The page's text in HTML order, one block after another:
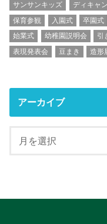
サンサンキッズ
ディキャ
保育参観
入園式 卒園式
始業式
幼稚園説明会 引
表現発表会
豆まき 造形
アーカイブ